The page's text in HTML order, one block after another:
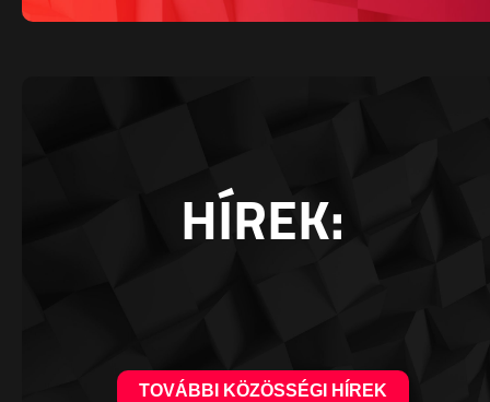
HÍREK:
TOVÁBBI KÖZÖSSÉGI HÍREK